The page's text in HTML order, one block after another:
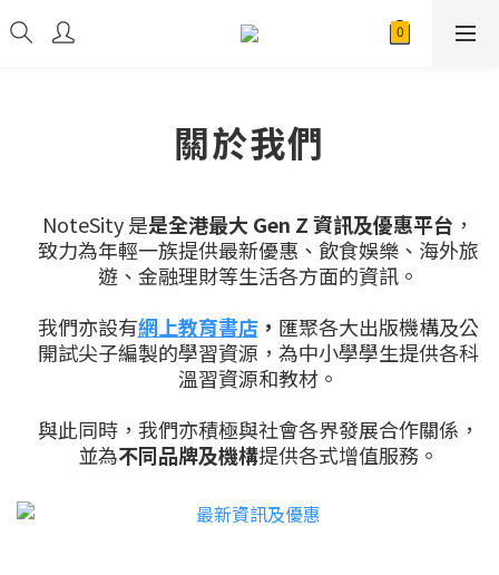
關於我們
NoteSity 是是全港最大 Gen Z 資訊及優惠平台 ，
致力為年輕一族提供最新優惠、飲食娛樂、海外旅
遊、金融理財等生活各方面的資訊。
我們亦設有網上教育書店， 匯聚各大出版機構及公
開試尖子編製的學習資源，為中小學學生提供各科
溫習資源和教材。
與此同時，我們亦積極與社會各界發展合作關係，
並為不同品牌及機構提供各式增值服務。